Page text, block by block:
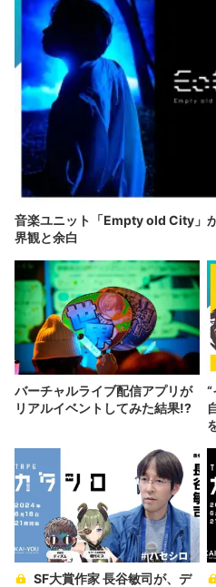
音楽ユニット「Empty old City」
界観と余白
バーチャルライブ配信アプリが
リアルイベントしてみた結果!?
“